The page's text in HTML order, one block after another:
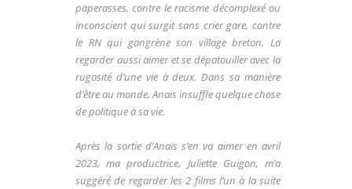
paperasses, contre le racisme décomplexé ou
inconscient qui surgit sans crier gare, contre
le RN qui gangrène son village breton. La
regarder aussi aimer et se dépatouiller avec la
rugosité d’une vie à deux. Dans sa manière
d’être au monde, Anaïs insuffle quelque chose
de politique à sa vie.
Après la sortie d’Anaïs s’en va aimer en avril
2023, ma productrice, Juliette Guigon, m’a
suggéré de regarder les 2 films l’un à la suite